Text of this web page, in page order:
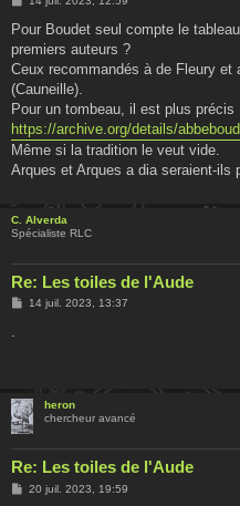
s
a
g
Pour Boudet seul compte le
premiers auteurs ?
Ceux recommandés à de Fleury et
(Cauneille).
Pour un tombeau, il est plus précis
https://archive.org/details/
Même si la tradition le veut vide.
Arques et Arques a dia seraient-ils
C. Alverda
Spécialiste RLC
Re: Les toiles de l'Aude
M14 juil. 2023, 13:37
.
heron
chercheur avancé
Re: Les toiles de l'Aude
M20 juil. 2023, 19:59